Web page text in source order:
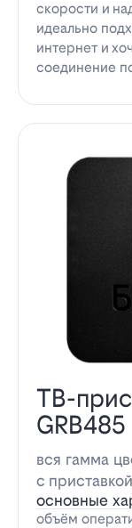
скорости и
идеально
интернет и
соединение
ТВ-
GRB485
вся гамма
с
основные
объём